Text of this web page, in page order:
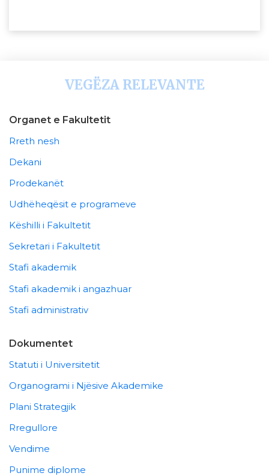
VEGËZA RELEVANTE
Organet e Fakultetit
Rreth nesh
Dekani
Prodekanët
Udhëheqësit e programeve
Këshilli i Fakultetit
Sekretari i Fakultetit
Stafi akademik
Stafi akademik i angazhuar
Stafi administrativ
Dokumentet
Statuti i Universitetit
Organogrami i Njësive Akademike
Plani Strategjik
Rregullore
Vendime
Punime diplome